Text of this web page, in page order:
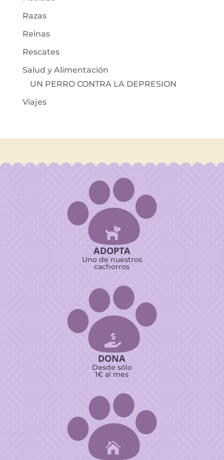
Razas
Reinas
Rescates
Salud y Alimentación
UN PERRO CONTRA LA DEPRESION
Viajes

ADOPTA
Uno de nuestros
cachorros

DONA
Desde sólo
1€ al mes
